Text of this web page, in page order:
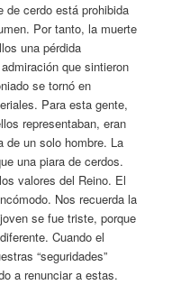
de cerdo está prohibida
Por tanto, la muerte
una pérdida
que sintieron
se tornó en
Para esta gente,
representaban, eran
de un solo hombre. La
una piara de cerdos.
valores del Reino. El
Nos recuerda la
se fue triste, porque
Cuando el
“seguridades”
a renunciar a estas.